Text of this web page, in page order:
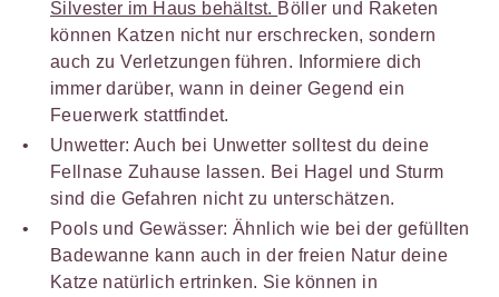
Silvester im Haus behältst. Böller und Raketen
können Katzen nicht nur erschrecken, sondern
auch zu Verletzungen führen. Informiere dich
immer darüber, wann in deiner Gegend ein
Feuerwerk stattfindet.
Unwetter: Auch bei Unwetter solltest du deine
Fellnase Zuhause lassen. Bei Hagel und Sturm
sind die Gefahren nicht zu unterschätzen.
Pools und Gewässer: Ähnlich wie bei der gefüllten
Badewanne kann auch in der freien Natur deine
Katze natürlich ertrinken. Sie können in